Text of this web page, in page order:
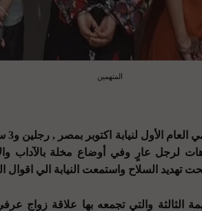
المتهمين
جي
لرجل عارٍ وفي أوضاع مخلة بالآداب
تهديد السلاح واستمعت النيابة الي اقوال
الثالثة والتي تجمعه بها علاقة زواج